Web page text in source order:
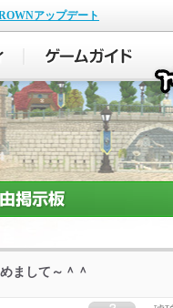
アップデート
まして～＾＾